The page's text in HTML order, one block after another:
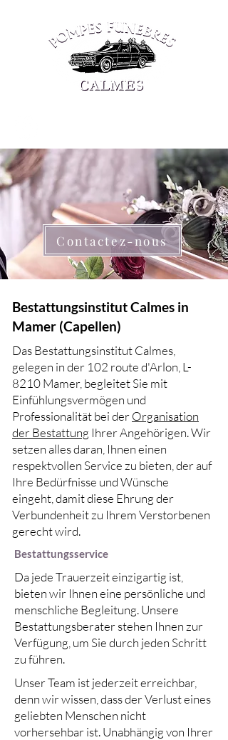
Contactez-nous
Bestattungsinstitut Calmes in
Mamer (Capellen)
Das Bestattungsinstitut Calmes,
gelegen in der 102 route d'Arlon, L-
8210 Mamer, begleitet Sie mit
Einfühlungsvermögen und
Professionalität bei derOrganisation
der Bestattung Ihrer Angehörigen. Wir
setzen alles daran, Ihnen einen
respektvollen Service zu bieten, der auf
Ihre Bedürfnisse und Wünsche
eingeht, damit diese Ehrung der
Verbundenheit zu Ihrem Verstorbenen
gerecht wird.
Bestattungsservice
Da jede Trauerzeit einzigartig ist,
bieten wir Ihnen eine persönliche und
menschliche Begleitung. Unsere
Bestattungsberater stehen Ihnen zur
Verfügung, um Sie durch jeden Schritt
zu führen.
Unser Team ist jederzeit erreichbar,
denn wir wissen, dass der Verlust eines
geliebten Menschen nicht
vorhersehbar ist. Unabhängig von Ihrer